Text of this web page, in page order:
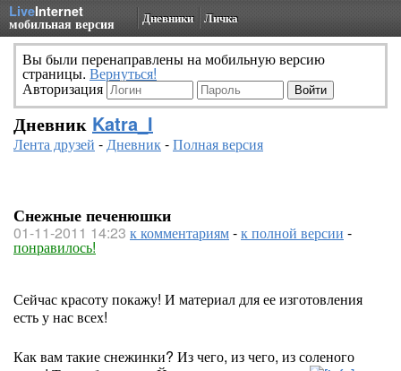
LiveInternet
мобильная версия Дневники Личка
Вы были перенаправлены на мобильную версию
страницы. Вернуться!
Авторизация
Дневник Katra_I
Лента друзей -Дневник-Полная версия
Снежные печенюшки
01-11-2011 14:23 к комментариям-к полной версии -
понравилось!
Сейчас красоту покажу! И материал для ее изготовления
есть у нас всех!
Как вам такие снежинки? Из чего, из чего, из соленого